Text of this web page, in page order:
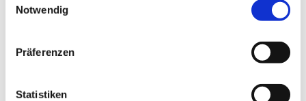
Notwendig
Präferenzen
Statistiken